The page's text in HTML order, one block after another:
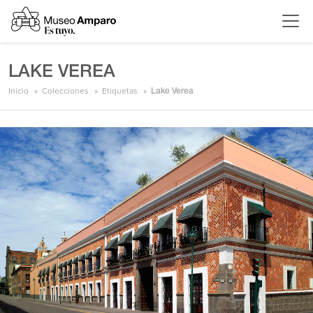
LAKE VEREA
Inicio Colecciones Etiquetas Lake Verea